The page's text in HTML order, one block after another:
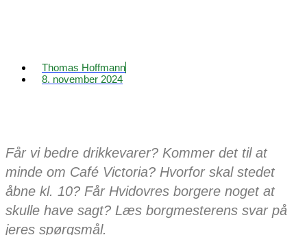
Thomas Hoffmann
8. november 2024
Får vi bedre drikkevarer? Kommer det til at
minde om Café Victoria? Hvorfor skal stedet
åbne kl. 10? Får Hvidovres borgere noget at
skulle have sagt? Læs borgmesterens svar på
jeres spørgsmål.